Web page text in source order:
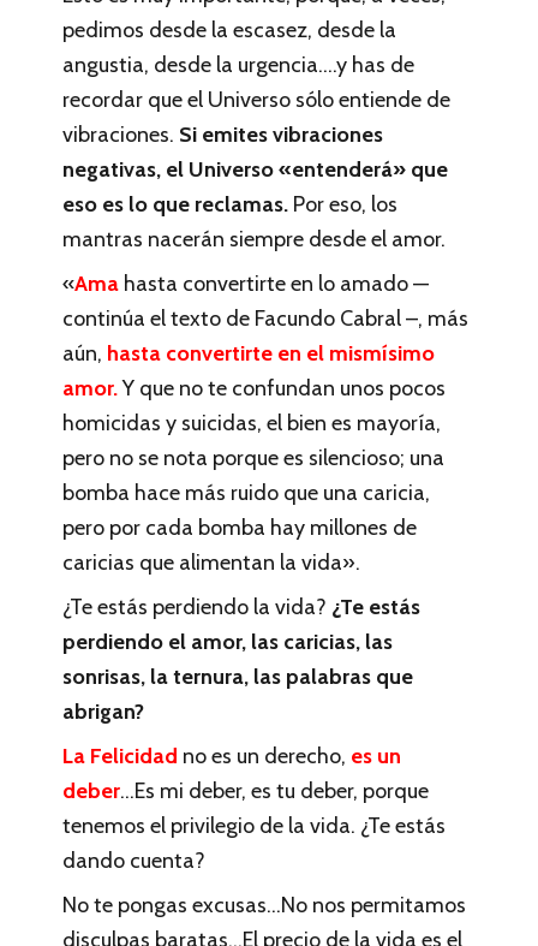
pedimos desde la escasez, desde la
angustia, desde la urgencia….y has de
recordar que el Universo sólo entiende de
vibraciones. Si emites vibraciones
negativas, el Universo «entenderá» que
eso es lo que reclamas. Por eso, los
mantras nacerán siempre desde el amor.
«Ama hasta convertirte en lo amado —
continúa el texto de Facundo Cabral –, más
aún, hasta convertirte en el mismísimo
amor.Y que no te confundan unos pocos
homicidas y suicidas, el bien es mayoría,
pero no se nota porque es silencioso; una
bomba hace más ruido que una caricia,
pero por cada bomba hay millones de
caricias que alimentan la vida».
¿Te estás perdiendo la vida? ¿Te estás
perdiendo el amor, las caricias, las
sonrisas, la ternura, las palabras que
abrigan?
La Felicidad no es un derecho, es un
deber…Es mi deber, es tu deber, porque
tenemos el privilegio de la vida. ¿Te estás
dando cuenta?
No te pongas excusas…No nos permitamos
disculpas baratas…El precio de la vida es el